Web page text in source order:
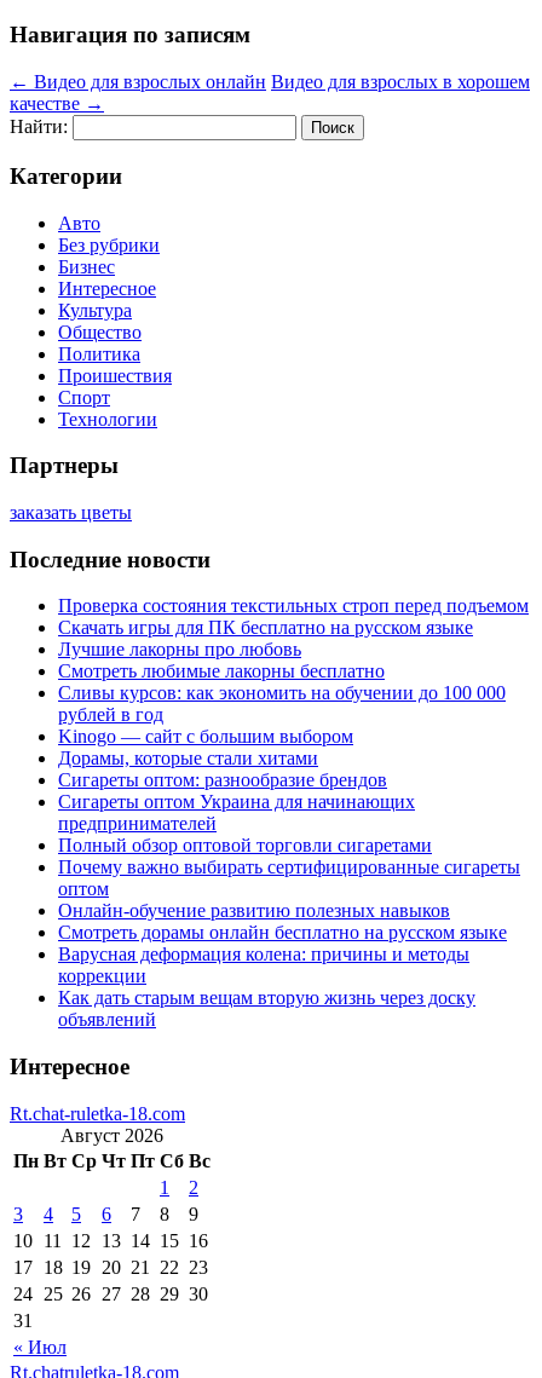
Навигация по записям
← Видео для взрослых онлайн Видео для взрослых в хорошем
качестве →
Найти:
Категории
Авто
Без рубрики
Бизнес
Интересное
Культура
Общество
Политика
Проишествия
Спорт
Технологии
Партнеры
заказать цветы
Последние новости
Проверка состояния текстильных строп перед подъемом
Скачать игры для ПК бесплатно на русском языке
Лучшие лакорны про любовь
Смотреть любимые лакорны бесплатно
Сливы курсов: как экономить на обучении до 100 000
рублей в год
Kinogo — сайт с большим выбором
Дорамы, которые стали хитами
Сигареты оптом: разнообразие брендов
Сигареты оптом Украина для начинающих
предпринимателей
Полный обзор оптовой торговли сигаретами
Почему важно выбирать сертифицированные сигареты
оптом
Онлайн-обучение развитию полезных навыков
Смотреть дорамы онлайн бесплатно на русском языке
Варусная деформация колена: причины и методы
коррекции
Как дать старым вещам вторую жизнь через доску
объявлений
Интересное
Rt.chat-ruletka-18.com
Август 2026
Пн Вт Ср Чт Пт Сб Вс
« Июл
1
2
3
4 5 6 7 8
9
10 11 12 13 14 15 16
17 18 19 20 21 22 23
24 25 26 27 28 29 30
31
Rt.chatruletka-18.com